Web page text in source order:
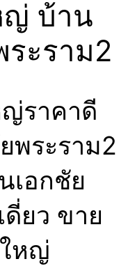
ญ่ บ้าน
ระราม2
ราคาดี
พระราม2
เอกชัย
ยว ขาย
หญ่